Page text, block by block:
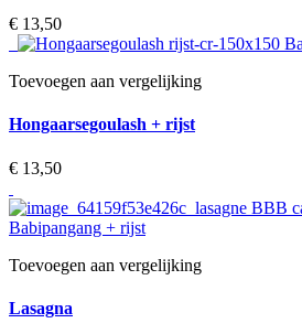
€ 13,50‎
Toevoegen aan vergelijking
Hongaarsegoulash + rijst
€ 13,50‎
Toevoegen aan vergelijking
Lasagna